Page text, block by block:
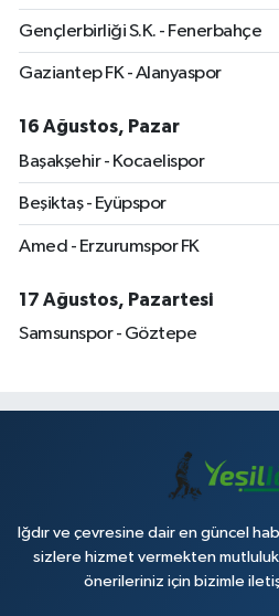
Gençlerbirliği S.K. - Fenerbahçe
Gaziantep FK - Alanyaspor
16 Ağustos, Pazar
Başakşehir - Kocaelispor
Beşiktaş - Eyüpspor
Amed - Erzurumspor FK
17 Ağustos, Pazartesi
Samsunspor - Göztepe
Iğdır ve çevresine dair en güncel
sizlere hizmet vermekten mutluluk
önerileriniz için bizimle